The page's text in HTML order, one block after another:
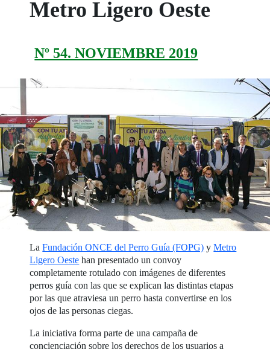
Metro Ligero Oeste
Nº 54. NOVIEMBRE 2019
LaFundación ONCE del Perro Guía (FOPG) yMetro
Ligero Oeste han presentado un convoy
completamente rotulado con imágenes de diferentes
perros guía con las que se explican las distintas etapas
por las que atraviesa un perro hasta convertirse en los
ojos de las personas ciegas.
La iniciativa forma parte de una campaña de
concienciación sobre los derechos de los usuarios a